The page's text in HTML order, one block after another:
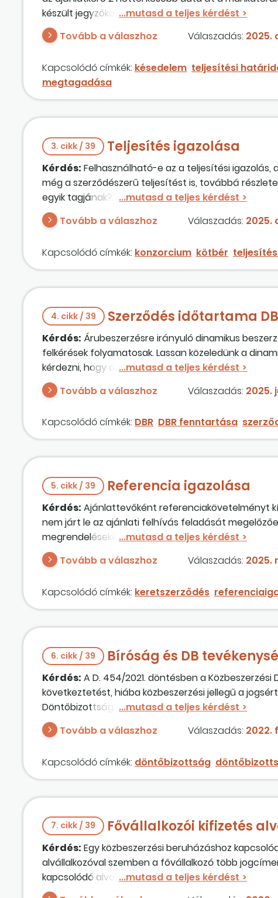
készült jegyzőkönyv, az ajánlatkérő is aláírta. Most a
és fizessünk késedelmi kötbért. Mi ezt vitatjuk,
az ajánlatban vállaltunk. Mi a jogi helyzet ilyen
Tovább a válaszhoz Válaszadás: 2025.
Kapcsolódó címkék: késedelem teljesítési
megtagadása
3. cikk / 39 Teljesítés igazolása
Kérdés: Felhasználható-e az a teljesítési
még a szerződészerű teljesítést is, továbbá
egyik tagjának?
Tovább a válaszhoz
Válaszadás: 2025.
Kapcsolódó címkék: konzorcium kötbér
4. cikk / 39 Szerződés időtartama
Kérdés: Árubeszerzésre irányuló dinamikus
felkérések folyamatosak. Lassan közeledünk a
kérdezni, hogy az újabb ajánlattételi felkérések
rendszer időtartamán?
Tovább a válaszhoz Válaszadás: 2025.
Kapcsolódó címkék: DBR DBR fenntartása
5. cikk / 39 Referencia igazolása
Kérdés: Ajánlattevőként referenciakövetelményt
nem járt le az ajánlati felhívás feladását
megrendeléseket, amelyek az ajánlati felhívás
időintervallumot is, azaz az ajánlati felhívás
teljesítés kezdő időpontja is megfelelő. A
Tovább a válaszhoz Válaszadás: 2025.
Kapcsolódó címkék: keretszerződés
6. cikk / 39 Bíróság és DB
Kérdés: A D. 454/2021. döntésben a
következtetést, hiába közbeszerzési jellegű a
Döntőbizottság tevékenységét, ha már a
tartozik ezek szerint?
Tovább a válaszhoz Válaszadás: 2022.
Kapcsolódó címkék: döntőbizottság
7. cikk / 39 Fővállalkozói kifizetés
Kérdés: Egy közbeszerzési beruházáshoz
alvállalkozóval szemben a fővállalkozó több
kapcsolódó alvállalkozóiteljesítésigazolás
teljesítése helyett. A fővállalkozó felmondta az